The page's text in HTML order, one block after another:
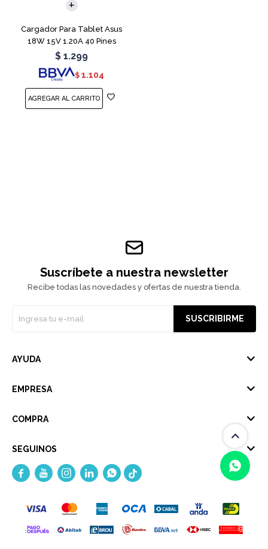
Cargador Para Tablet Asus
18W 15V 1.20A 40 Pines
$ 1.299
$ 1.104
Suscríbete a nuestra newsletter
Recibe todas las novedades y ofertas de nuestra tienda.
SUSCRIBIRME
AYUDA
EMPRESA
COMPRA
SEGUINOS
    